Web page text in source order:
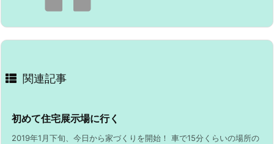
関連記事
初めて住宅展示場に行く
2019年1月下旬、今日から家づくりを開始！ 車で15分くらいの場所の